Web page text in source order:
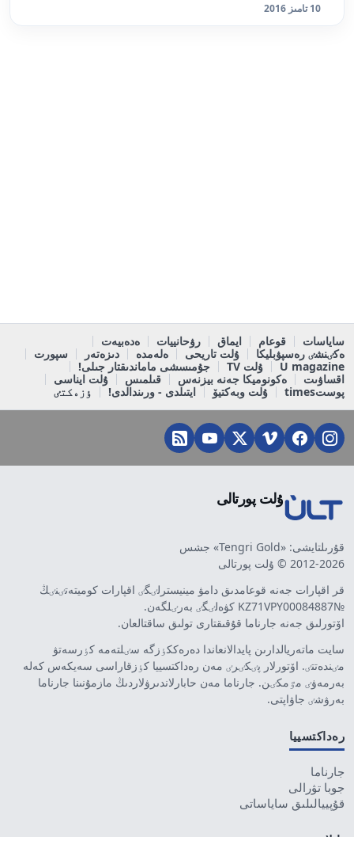
10 تامىز 2016
ساياسات قوعام ايماق رۋحانييات
ەدەبيەت
ەكٸنشٸ رەسپۋبليكا
ۇلت تاريحى ەلەمدە دىزەتەر
سپورت
U magazine
ۇلت TV
جۇمىسشى ماماندىقتار جىلى!
اقساۋىت
ەكونوميكا جەنە بيزنەس قىلمىس
ۇلت ايناسى
پوستtimes
ۇلت وبەكتيۆ ايتىلدى - ورىندالدى! ٶزەكتٸ
ۇلت پورتالى
قۇرىلتايشى: «Tengri Gold» جشس
2012-2026 © ۇلت پورتالى
قر اقپارات جەنە قوعامدىق دامۋ مينيسترلٸگٸ اقپارات كوميتەتٸنٸڭ
№KZ71VPY00084887 كۋەلٸگٸ بەرٸلگەن.
اۆتورلىق جەنە جارناما قۇقىقتارى تولىق ساقتالعان.
سايت ماتەريالدارىن پايدالانعاندا دەرەككٶزگە سٸلتەمە كٶرسەتۋ
مٸندەتتٸ. اۆتورلار پٸكٸرٸ مەن رەداكتسييا كٶزقاراسى سەيكەس كەلە
بەرمەۋٸ مٷمكٸن. جارناما مەن حابارلاندىرۋلاردىڭ مازمۇنىنا جارناما
بەرۋشٸ جاۋاپتى.
رەداكتسييا
جارناما
جوبا تۋرالى
قۇپييالىلىق ساياساتى